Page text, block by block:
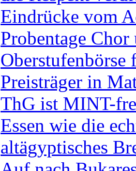
Eindrücke vom
Probentage
Preisträger in
ThG ist MINT-
Essen wie die
altägyptisches